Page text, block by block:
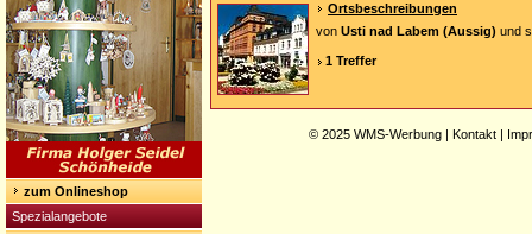
zum Onlineshop
Spezialangebote
Ortsbeschreibungen
von Usti nad Labem (Aussig) und
1 Treffer
© 2025 WMS-Werbung | Kontakt |